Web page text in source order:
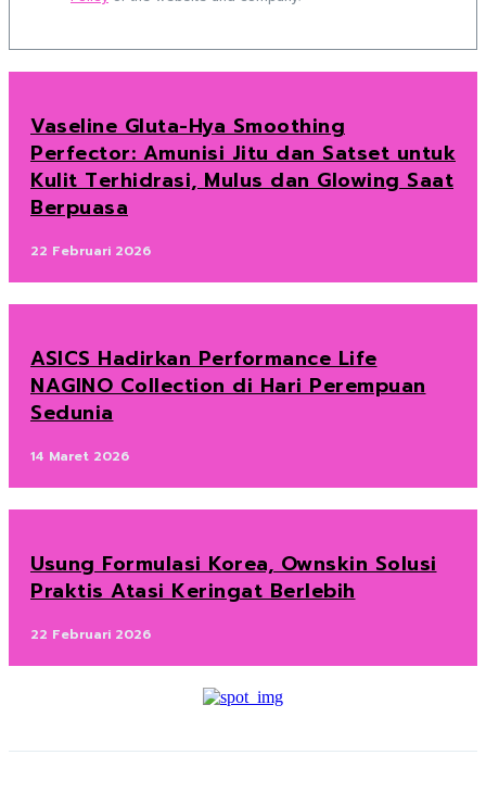
Vaseline Gluta-Hya Smoothing
Perfector: Amunisi Jitu dan Satset untuk
Kulit Terhidrasi, Mulus dan Glowing Saat
Berpuasa
22 Februari 2026
ASICS Hadirkan Performance Life
NAGINO Collection di Hari Perempuan
Sedunia
14 Maret 2026
Usung Formulasi Korea, Ownskin Solusi
Praktis Atasi Keringat Berlebih
22 Februari 2026